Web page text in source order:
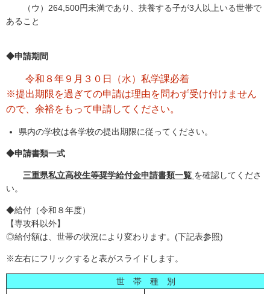
（ウ）264,500円未満であり、扶養する子が3人以上いる世帯で
あること
◆申請期間
令和８年９月３０日（水）私学課必着
※提出期限を過ぎての申請は理由を問わず受け付けません
ので、余裕をもって申請してください。
県内の学校は各学校の提出期限に従ってください。
◆申請書類一式
三重県私立高校生等奨学給付金申請書類一覧 を確認してくださ
い。
◆給付（令和８年度）
【専攻科以外】
◎給付額は、世帯の状況により変わります。(下記表参照)
※左右にフリックすると表がスライドします。
世 帯 種 別